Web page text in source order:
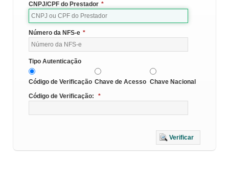
CNPJ/CPF do Prestador *
Número da NFS-e *
Tipo Autenticação
Código de Verificação Chave de Acesso Chave Nacional
Código de Verificação:
*
Verificar